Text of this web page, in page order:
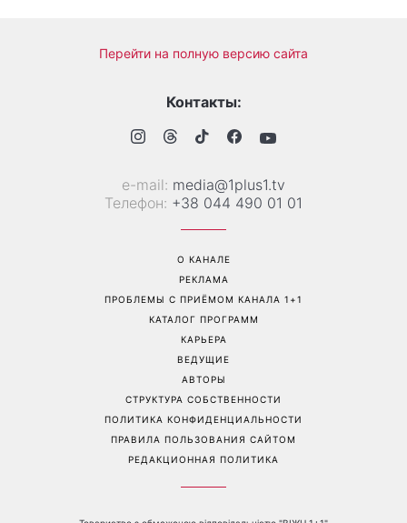
психолог объяснила,
почему на самом деле
Барбир показала редкие
семейные фото с 14-
летним сыном